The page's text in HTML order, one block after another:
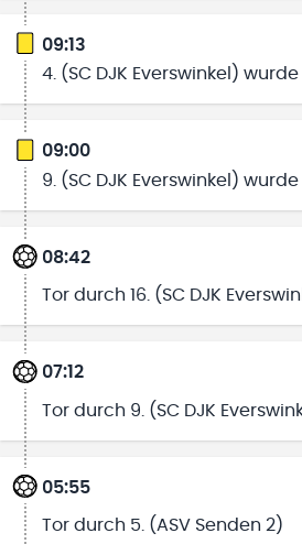
09:13
4. (SC DJK Everswinkel)
09:00
9. (SC DJK Everswinkel)
08:42
Tor durch 16. (SC DJK
07:12
Tor durch 9. (SC DJK
05:55
Tor durch 5. (ASV Senden 2)